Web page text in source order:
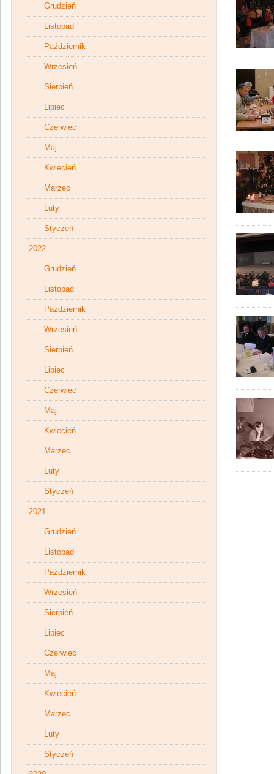
Grudzień
Listopad
Październik
Wrzesień
Sierpień
Lipiec
Czerwiec
Maj
Kwiecień
Marzec
Luty
Styczeń
2022
Grudzień
Listopad
Październik
Wrzesień
Sierpień
Lipiec
Czerwiec
Maj
Kwiecień
Marzec
Luty
Styczeń
2021
Grudzień
Listopad
Październik
Wrzesień
Sierpień
Lipiec
Czerwiec
Maj
Kwiecień
Marzec
Luty
Styczeń